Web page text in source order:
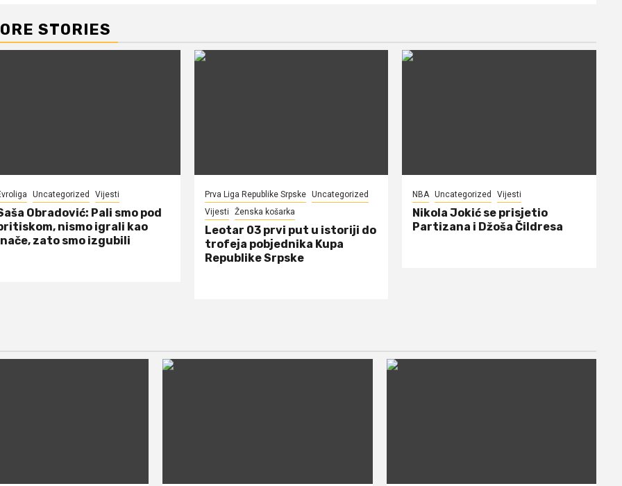
STORIES
Uncategorized Vijesti
Obradović: Pali smo pod
nismo igrali kao
zato smo izgubili
Prva Liga Republike Srpske Uncategorized
Vijesti
Ženska košarka
Leotar 03 prvi put u istoriji do
trofeja pobjednika Kupa
Republike Srpske
NBA Uncategorized Vijesti
Nikola Jokić se prisjetio
Partizana i Džoša Čildresa